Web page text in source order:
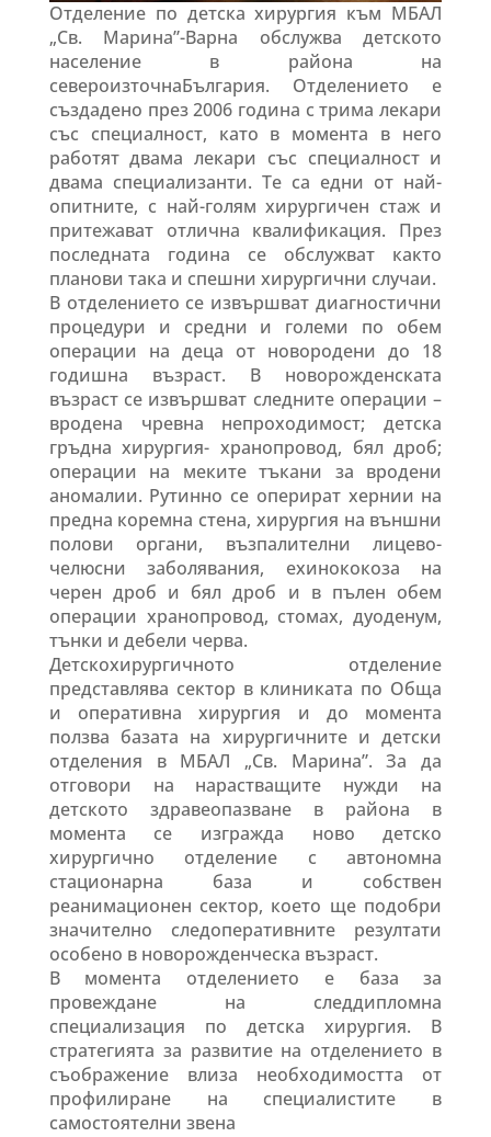
Отделение по детска хирургия към МБАЛ
„Св. Марина”-Варна обслужва детското
население в района на
североизточнаБългария. Отделението е
създадено през 2006 година с трима лекари
със специалност, като в момента в него
работят двама лекари със специалност и
двама специализанти. Те са едни от най-
опитните, с най-голям хирургичен стаж и
притежават отлична квалификация. През
последната година се обслужват както
планови така и спешни хирургични случаи.
В отделението се извършват диагностични
процедури и средни и големи по обем
операции на деца от новородени до 18
годишна възраст. В новорожденската
възраст се извършват следните операции –
вродена чревна непроходимост; детска
гръдна хирургия- хранопровод, бял дроб;
операции на меките тъкани за вродени
аномалии. Рутинно се оперират хернии на
предна коремна стена, хирургия на външни
полови органи, възпалителни лицево-
челюсни заболявания, ехинококоза на
черен дроб и бял дроб и в пълен обем
операции хранопровод, стомах, дуоденум,
тънки и дебели черва.
Детскохирургичното отделение
представлява сектор в клиниката по Обща
и оперативна хирургия и до момента
ползва базата на хирургичните и детски
отделения в МБАЛ „Св. Марина”. За да
отговори на нарастващите нужди на
детското здравеопазване в района в
момента се изгражда ново детско
хирургично отделение с автономна
стационарна база и собствен
реанимационен сектор, което ще подобри
значително следоперативните резултати
особено в новорожденческа възраст.
В момента отделението е база за
провеждане на следдипломна
специализация по детска хирургия. В
стратегията за развитие на отделението в
съображение влиза необходимостта от
профилиране на специалистите в
самостоятелни звена